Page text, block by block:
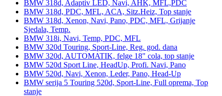
BMW 318d, Adaptiv LED, Navi, AHK, MFL,PDC
BMW 318d, PDC, MFL, ACA, Sitz.Heiz, Top stanje
BMW 318d, Xenon, Navi, Pano, PDC, MFL, Grijanje
Sjedala, Temp.
BMW 318i, Navi, Temp, PDC, MFL
BMW 320d Touring, Sport-Line, Reg. god. dana
BMW 320d, AUTOMATIK, felge 18" cola, top stanje
BMW 520d Sport Line, HeadUp, Profi. Navi, Pano
BMW 520d, Navi, Xenon, Leder, Pano, Head-Up
BMW serija 5 Touring 520d, Sport-Line, Full oprema, Top
stanje